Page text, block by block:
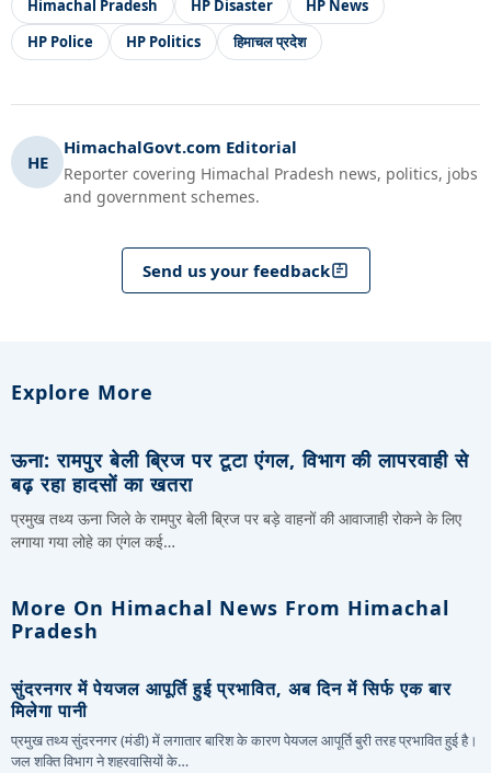
Himachal Pradesh HP Disaster
HP News
HP Police
HP Politics हिमाचल प्रदेश
HE
HimachalGovt.com Editorial
Reporter covering Himachal Pradesh news, politics, jobs
and government schemes.
Send us your feedback
Explore More
ऊना: रामपुर बेली ब्रिज पर टूटा एंगल, विभाग की लापरवाही से
बढ़ रहा हादसों का खतरा
प्रमुख तथ्य ऊना जिले के रामपुर बेली ब्रिज पर बड़े वाहनों की आवाजाही रोकने के लिए
लगाया गया लोहे का एंगल कई…
More On Himachal News From Himachal
Pradesh
सुंदरनगर में पेयजल आपूर्ति हुई प्रभावित, अब दिन में सिर्फ एक बार
मिलेगा पानी
प्रमुख तथ्य सुंदरनगर (मंडी) में लगातार बारिश के कारण पेयजल आपूर्ति बुरी तरह प्रभावित हुई है।
जल शक्ति विभाग ने शहरवासियों के…